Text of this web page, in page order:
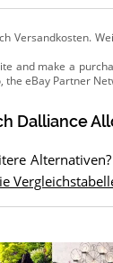
Versandkosten.
Dalliance